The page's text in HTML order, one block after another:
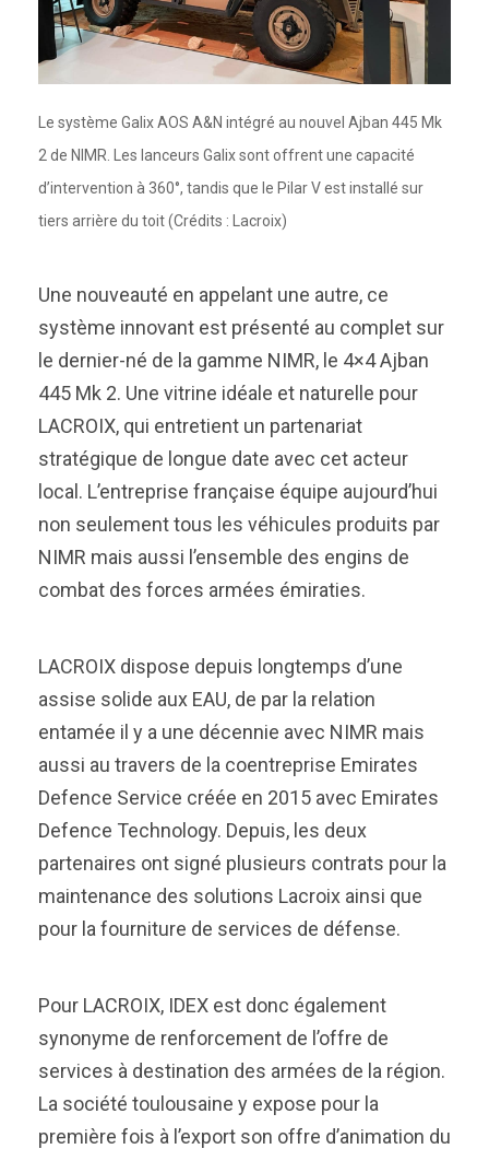
Le système Galix AOS A&N intégré au nouvel Ajban 445 Mk
2 de NIMR. Les lanceurs Galix sont offrent une capacité
d’intervention à 360°, tandis que le Pilar V est installé sur
tiers arrière du toit (Crédits : Lacroix)
Une nouveauté en appelant une autre, ce
système innovant est présenté au complet sur
le dernier-né de la gamme NIMR, le 4×4 Ajban
445 Mk 2. Une vitrine idéale et naturelle pour
LACROIX, qui entretient un partenariat
stratégique de longue date avec cet acteur
local. L’entreprise française équipe aujourd’hui
non seulement tous les véhicules produits par
NIMR mais aussi l’ensemble des engins de
combat des forces armées émiraties.
LACROIX dispose depuis longtemps d’une
assise solide aux EAU, de par la relation
entamée il y a une décennie avec NIMR mais
aussi au travers de la coentreprise Emirates
Defence Service créée en 2015 avec Emirates
Defence Technology. Depuis, les deux
partenaires ont signé plusieurs contrats pour la
maintenance des solutions Lacroix ainsi que
pour la fourniture de services de défense.
Pour LACROIX, IDEX est donc également
synonyme de renforcement de l’offre de
services à destination des armées de la région.
La société toulousaine y expose pour la
première fois à l’export son offre d’animation du